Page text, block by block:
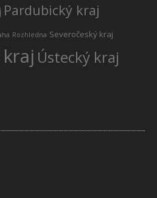
Pardubický kraj
Rozhledna Severočeský kraj
Ústecký kraj